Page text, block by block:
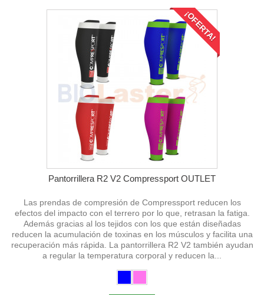
¡OFERTA!
Pantorrillera R2 V2 Compressport OUTLET
Las prendas de compresión de Compressport reducen los
efectos del impacto con el terrero por lo que, retrasan la fatiga.
Además gracias al los tejidos con los que están diseñadas
reducen la acumulación de toxinas en los músculos y facilita una
recuperación más rápida. La pantorrillera R2 V2 también ayudan
a regular la temperatura corporal y reducen la...